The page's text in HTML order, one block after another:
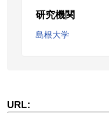
研究機関
島根大学
URL: